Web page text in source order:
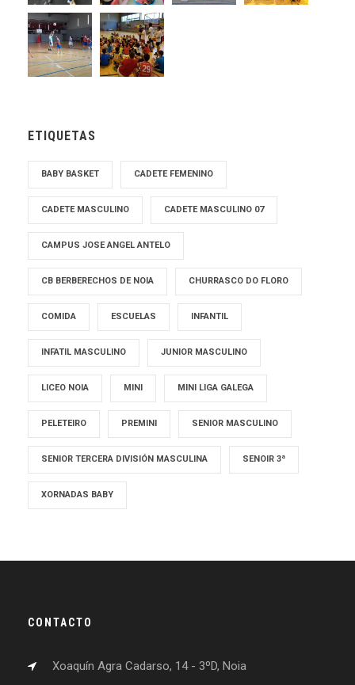
ETIQUETAS
BABY BASKET CADETE FEMENINO
CADETE MASCULINO CADETE MASCULINO 07
CAMPUS JOSE ANGEL ANTELO
CB BERBERECHOS DE NOIA CHURRASCO DO FLORO
COMIDA ESCUELAS INFANTIL
INFATIL MASCULINO JUNIOR MASCULINO
LICEO NOIA MINI MINI LIGA GALEGA
PELETEIRO PREMINI SENIOR MASCULINO
SENIOR TERCERA DIVISIÓN MASCULINA SENOIR 3ª
XORNADAS BABY
CONTACTO
Xoaquín Agra Cadarso, 14 - 3ºD, Noia